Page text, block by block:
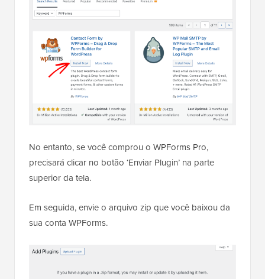
No entanto, se você comprou o WPForms Pro,
precisará clicar no botão ‘Enviar Plugin’ na parte
superior da tela.
Em seguida, envie o arquivo zip que você baixou da
sua conta WPForms.